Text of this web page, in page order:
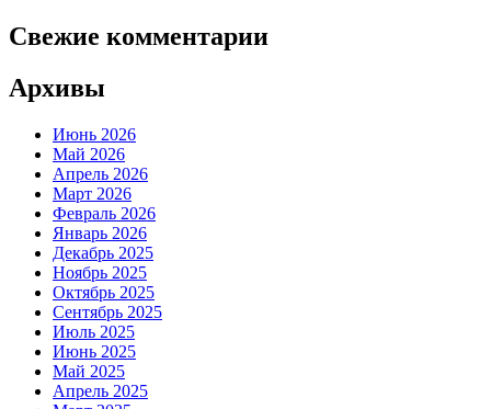
Свежие комментарии
Архивы
Июнь 2026
Май 2026
Апрель 2026
Март 2026
Февраль 2026
Январь 2026
Декабрь 2025
Ноябрь 2025
Октябрь 2025
Сентябрь 2025
Июль 2025
Июнь 2025
Май 2025
Апрель 2025